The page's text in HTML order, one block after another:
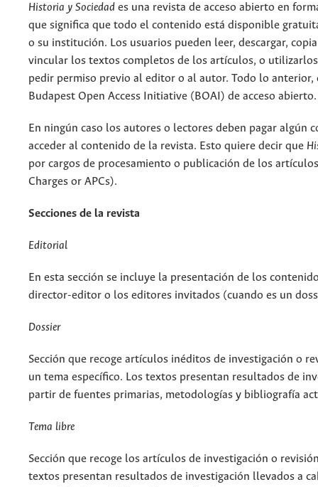
Historia y Sociedad es una revista de acceso abierto en
que significa que todo el contenido está disponible
o su institución. Los usuarios pueden leer, descargar,
vincular los textos completos de los artículos, o
pedir permiso previo al editor o al autor. Todo lo anterior,
Budapest Open Access Initiative (BOAI) de acceso abierto.
En ningún caso los autores o lectores deben pagar algún
acceder al contenido de la revista. Esto quiere decir que
por cargos de procesamiento o publicación de los
Charges or APCs).
Secciones de la revista
Editorial
En esta sección se incluye la presentación de los
director-editor o los editores invitados (cuando es un
Dossier
Sección que recoge artículos inéditos de investigación o
un tema específico. Los textos presentan resultados de
partir de fuentes primarias, metodologías y bibliografía
Tema libre
Sección que recoge los artículos de investigación o
textos presentan resultados de investigación llevados a